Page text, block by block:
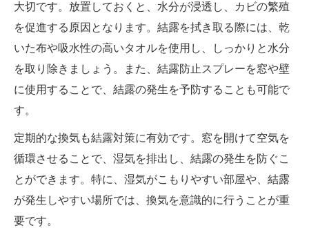
大切です。放置しておくと、水分が浸透し、カビの繁殖
を促進する原因となります。結露を拭き取る際には、乾
いた布や吸水性の高いタオルを使用し、しっかりと水分
を取り除きましょう。また、結露防止スプレーを窓や壁
に使用することで、結露の発生を予防することも可能で
す。
定期的な換気も結露対策に有効です。窓を開けて空気を
循環させることで、湿気を排出し、結露の発生を防ぐこ
とができます。特に、湿気がこもりやすい部屋や、結露
が発生しやすい場所では、換気を意識的に行うことが重
要です。